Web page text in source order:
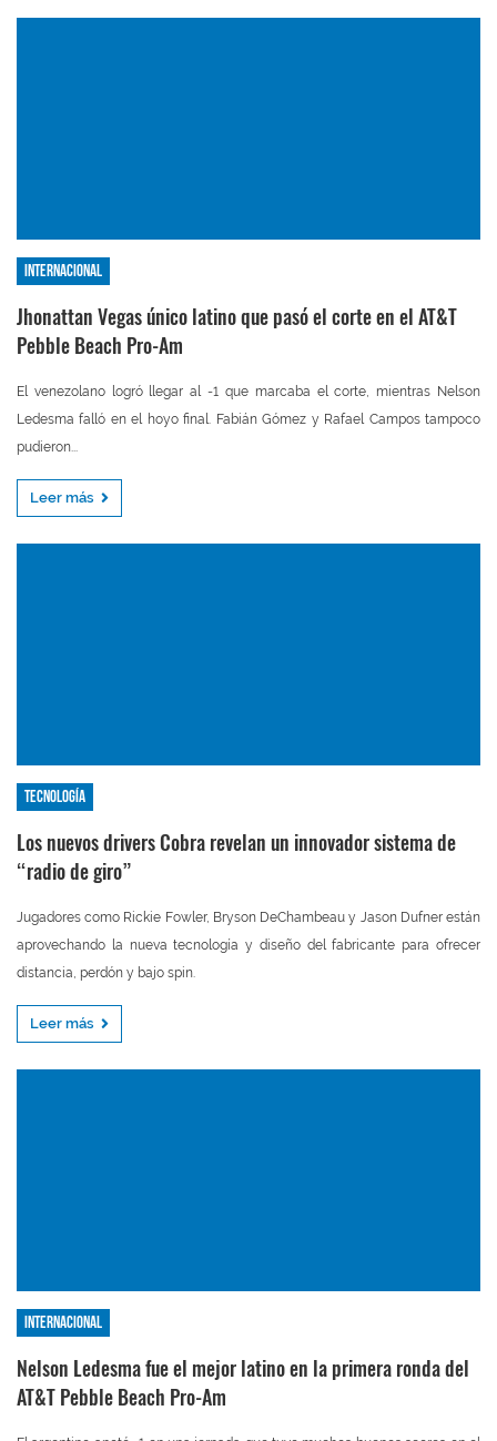
Internacional
Jhonattan Vegas único latino que pasó el corte en el AT&T
Pebble Beach Pro-Am
El venezolano logró llegar al -1 que marcaba el corte, mientras Nelson
Ledesma falló en el hoyo final. Fabián Gómez y Rafael Campos tampoco
pudieron...
Leer más
Tecnología
Los nuevos drivers Cobra revelan un innovador sistema de
“radio de giro”
Jugadores como Rickie Fowler, Bryson DeChambeau y Jason Dufner están
aprovechando la nueva tecnología y diseño del fabricante para ofrecer
distancia, perdón y bajo spin.
Leer más
Internacional
Nelson Ledesma fue el mejor latino en la primera ronda del
AT&T Pebble Beach Pro-Am